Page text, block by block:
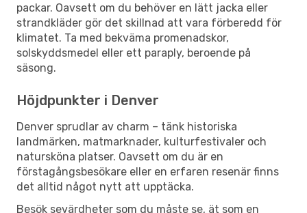
packar. Oavsett om du behöver en lätt jacka eller
strandkläder gör det skillnad att vara förberedd för
klimatet. Ta med bekväma promenadskor,
solskyddsmedel eller ett paraply, beroende på
säsong.
Höjdpunkter i Denver
Denver sprudlar av charm – tänk historiska
landmärken, matmarknader, kulturfestivaler och
natursköna platser. Oavsett om du är en
förstagångsbesökare eller en erfaren resenär finns
det alltid något nytt att upptäcka.
Besök sevärdheter som du måste se, ät som en